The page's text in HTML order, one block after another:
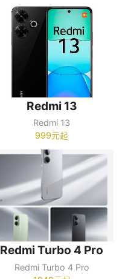
Redmi 13
Redmi 13
999元起
Redmi Turbo 4 Pro
Redmi Turbo 4 Pro